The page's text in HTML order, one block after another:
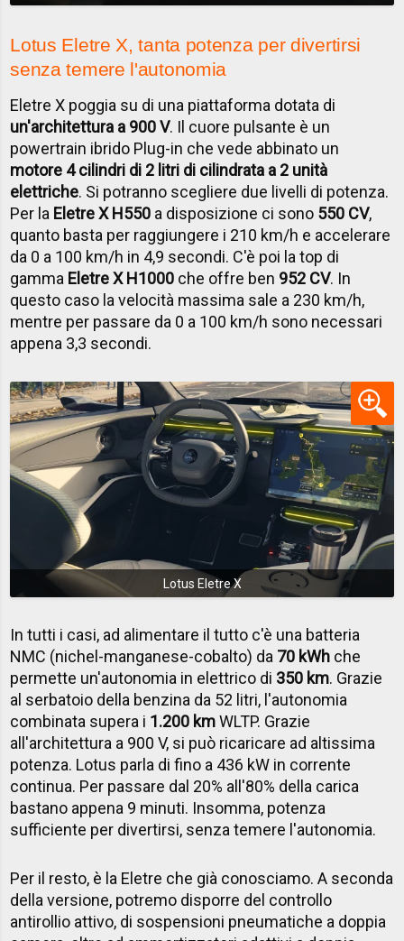
Lotus Eletre X, tanta potenza per divertirsi
senza temere l'autonomia
Eletre X poggia su di una piattaforma dotata di
un'architettura a 900 V. Il cuore pulsante è un
powertrain ibrido Plug-in che vede abbinato un
motore 4 cilindri di 2 litri di cilindrata a 2 unità
elettriche. Si potranno scegliere due livelli di potenza.
Per la Eletre X H550 a disposizione ci sono 550 CV,
quanto basta per raggiungere i 210 km/h e accelerare
da 0 a 100 km/h in 4,9 secondi. C'è poi la top di
gamma Eletre X H1000 che offre ben 952 CV. In
questo caso la velocità massima sale a 230 km/h,
mentre per passare da 0 a 100 km/h sono necessari
appena 3,3 secondi.
Lotus Eletre X
In tutti i casi, ad alimentare il tutto c'è una batteria
NMC (nichel-manganese-cobalto) da 70 kWh che
permette un'autonomia in elettrico di 350 km. Grazie
al serbatoio della benzina da 52 litri, l'autonomia
combinata supera i 1.200 kmWLTP. Grazie
all'architettura a 900 V, si può ricaricare ad altissima
potenza. Lotus parla di fino a 436 kW in corrente
continua. Per passare dal 20% all'80% della carica
bastano appena 9 minuti. Insomma, potenza
sufficiente per divertirsi, senza temere l'autonomia.
Per il resto, è la Eletre che già conosciamo. A seconda
della versione, potremo disporre del controllo
antirollio attivo, di sospensioni pneumatiche a doppia